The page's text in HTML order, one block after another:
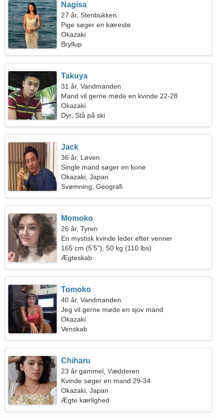
Nagisa
27 år, Stenbukken
Pige søger en kæreste
Okazaki
Bryllup
Takuya
31 år, Vandmanden
Mand vil gerne møde en kvinde 22-28
Okazaki
Dyr, Stå på ski
Jack
36 år, Løven
Single mand søger en kone
Okazaki, Japan
Svømning, Geografi
Momoko
26 år, Tyren
En mystisk kvinde leder efter venner
165 cm (5'5"), 50 kg (110 lbs)
Ægteskab
Tomoko
40 år, Vandmanden
Jeg vil gerne møde en sjov mand
Okazaki
Venskab
Chiharu
23 år gammel, Vædderen
Kvinde søger en mand 29-34
Okazaki, Japan
Ægte kærlighed